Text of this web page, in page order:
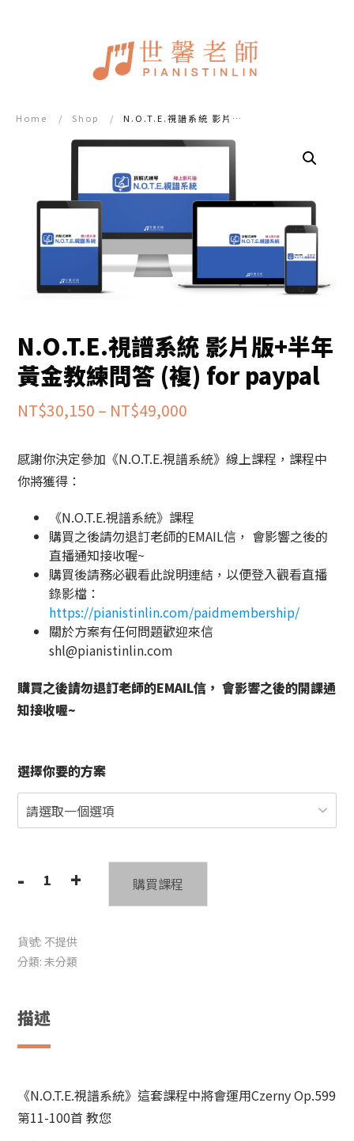
Home / Shop / N.O.T.E.視譜系統 影片版+半年黃金教練問答 (複) for paypal
N.O.T.E.視譜系統 影片版+半年
黃金教練問答 (複) for paypal
NT$30,150 – NT$49,000
範
NT$30,150
到
NT$49,000
感謝你決定參加《N.O.T.E.視譜系統》線上課程，課程中
你將獲得：
《N.O.T.E.視譜系統》課程
購買之後請勿退訂老師的EMAIL信， 會影響之後的
直播通知接收喔~
購買後請務必觀看此說明連結，以便登入觀看直播
錄影檔：
https://pianistinlin.com/paidmembership/
關於方案有任何問題歡迎來信
shl@pianistinlin.com
購買之後請勿退訂老師的EMAIL信， 會影響之後的開課通
知接收喔~
選擇你要的方案
-
N.O.T.E.
系
統
版
+半
金
教
+ 購買課程
貨號: 不提供
分類: 未分類
描述
《N.O.T.E.視譜系統》這套課程中將會運用Czerny Op.599
第11-100首 教您